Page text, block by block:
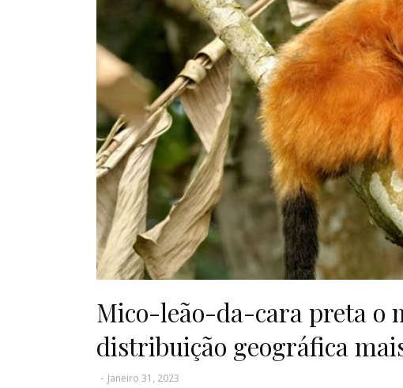
Mico-leão-da-cara preta o
distribuição geográfica
- Janeiro 31, 2023